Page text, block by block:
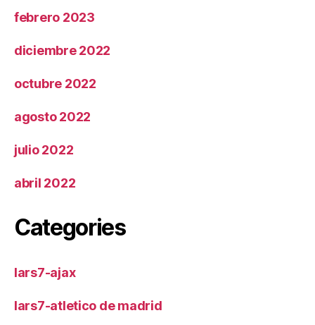
febrero 2023
diciembre 2022
octubre 2022
agosto 2022
julio 2022
abril 2022
Categories
lars7-ajax
lars7-atletico de madrid